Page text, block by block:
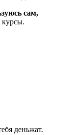
сам,
курсы.
деньжат.